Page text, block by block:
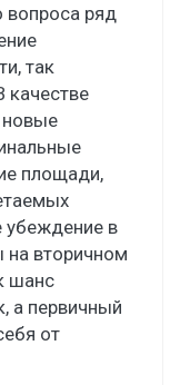
вопроса ряд
так
новые
площади,
убеждение в
на вторичном
шанс
а первичный
от